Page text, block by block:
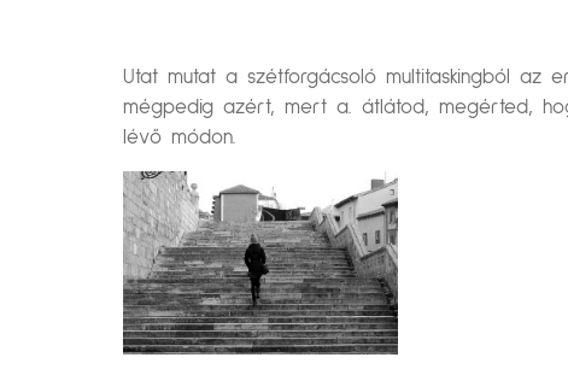
Utat mutat a szétforgácsoló multitaskingból az
mégpedig azért, mert a. átlátod, megérted,
lévő módon.